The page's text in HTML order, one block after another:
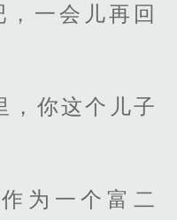
一会儿再回
，你这个儿子
为一个富二